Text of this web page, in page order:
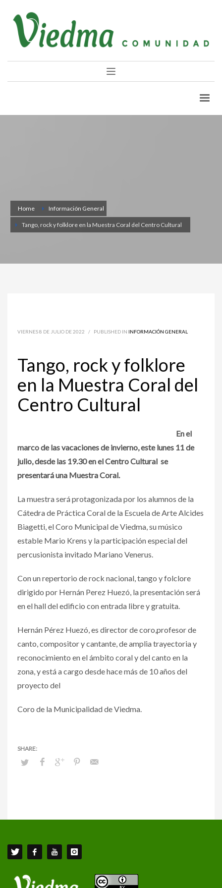
Home Información General
Tango, rock y folklore en la Muestra Coral del Centro Cultural
VIERNES 8 DE JULIO DE 2022 / PUBLISHED IN INFORMACIÓN GENERAL
Tango, rock y folklore
en la Muestra Coral del
Centro Cultural
En el
marco de las vacaciones de invierno, este lunes 11 de
julio, desde las 19.30 en el Centro Cultural se
presentará una Muestra Coral.
La muestra será protagonizada por los alumnos de la
Cátedra de Práctica Coral de la Escuela de Arte Alcides
Biagetti, el Coro Municipal de Viedma, su músico
estable Mario Krens y la participación especial del
percusionista invitado Mariano Venerus.
Con un repertorio de rock nacional, tango y folclore
dirigido por Hernán Perez Huezó, la presentación será
en el hall del edificio con entrada libre y gratuita.
Hernán Pérez Huezó, es director de coro,profesor de
canto, compositor y cantante, de amplia trayectoria y
reconocimiento en el ámbito coral y del canto en la
zona, y está a cargo desde hace más de 10 años del
proyecto del
Coro de la Municipalidad de Viedma.